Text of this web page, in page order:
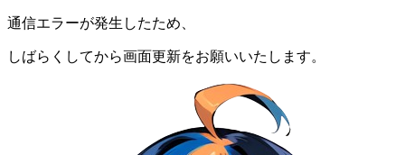
通信エラーが発生したため、
しばらくしてから画面更新をお願いいたします。